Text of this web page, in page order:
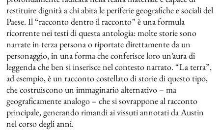
restituire dignità a chi abita le periferie geografiche e sociali del
Paese. Il “racconto dentro il racconto” è una formula
ricorrente nei testi di questa antologia: molte storie sono
narrate in terza persona o riportate direttamente da un
personaggio, in una forma che conferisce loro un’aura di
leggenda che ben si inserisce nel contesto narrato. “La terra”,
ad esempio, è un racconto costellato di storie di questo tipo,
che costruiscono un immaginario alternativo – ma
geograficamente analogo – che si sovrappone al racconto
principale, generando rimandi ai vissuti annotati da Austin
nel corso degli anni.